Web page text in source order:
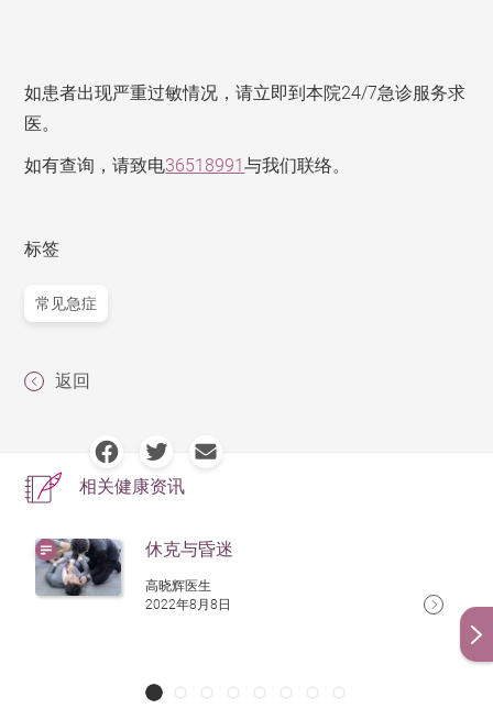
如患者出现严重过敏情况，请立即到本院24/7急诊服务求
医。
如有查询，请致电36518991与我们联络。
标签
常见急症
返回
相关健康资讯
休克与昏迷
高晓辉医生
2022年8月8日